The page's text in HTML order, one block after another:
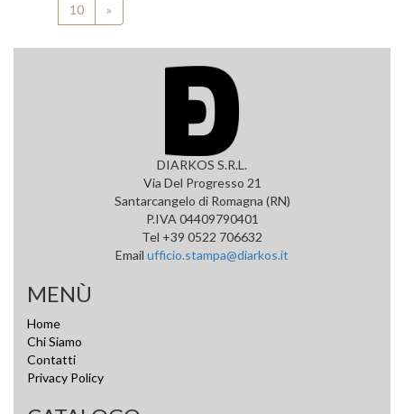
10
»
DIARKOS S.R.L.
Via Del Progresso 21
Santarcangelo di Romagna (RN)
P.IVA 04409790401
Tel +39 0522 706632
Email ufficio.stampa@diarkos.it
MENÙ
Home
Chi Siamo
Contatti
Privacy Policy